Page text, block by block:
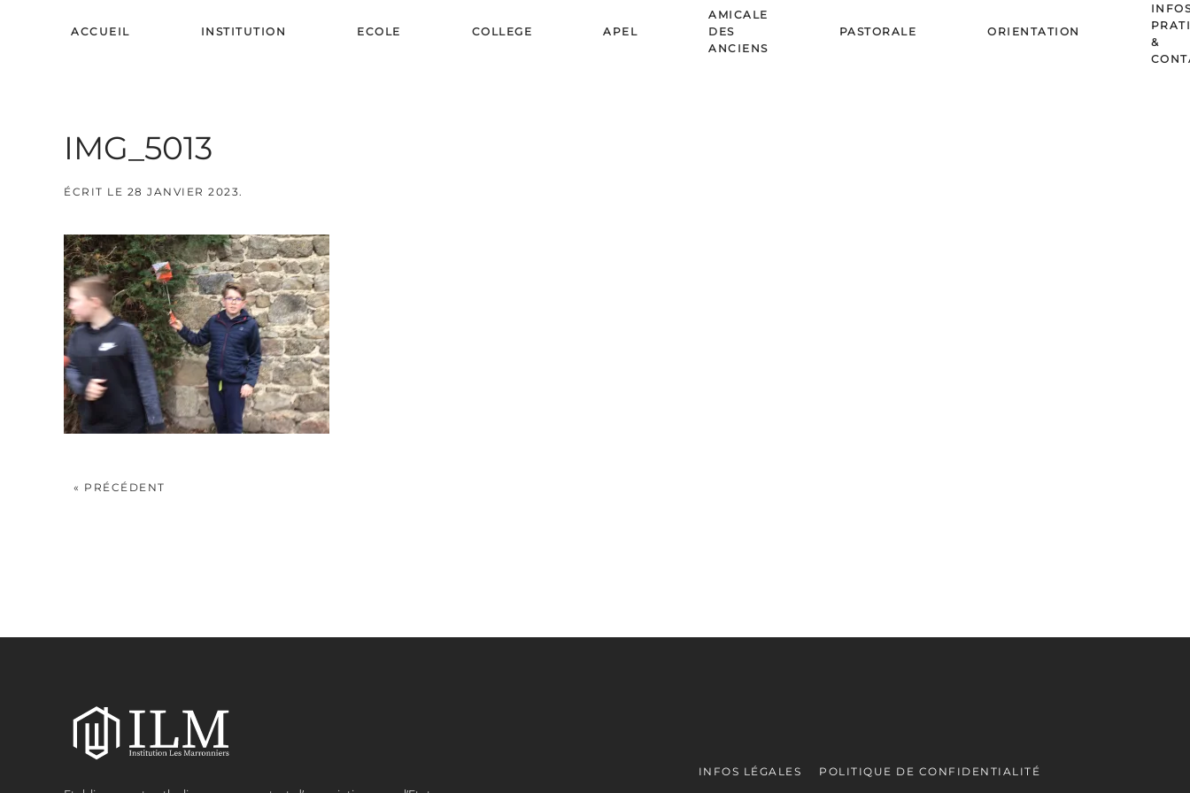
ACCUEIL INSTITUTION ECOLE COLLEGE APEL
AMICALE
DES
ANCIENS
PASTORALE ORIENTATION
&
IMG_5013
ÉCRIT LE 28 JANVIER 2023.
« PRÉCÉDENT
INFOS LÉGALES POLITIQUE DE CONFIDENTIALITÉ